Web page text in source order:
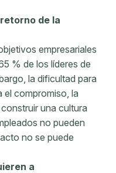
de la
empresariales
% de los líderes de
la dificultad para
compromiso, la
una cultura
no pueden
no se puede
a